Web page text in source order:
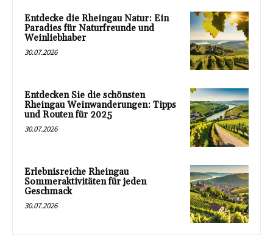
Entdecke die Rheingau Natur: Ein
Paradies für Naturfreunde und
Weinliebhaber
30.07.2026
Entdecken Sie die schönsten
Rheingau Weinwanderungen: Tipps
und Routen für 2025
30.07.2026
Erlebnisreiche Rheingau
Sommeraktivitäten für jeden
Geschmack
30.07.2026